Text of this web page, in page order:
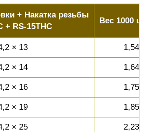
+ Накатка резьбы
+ RS-15THC
Вес 1000
× 13 1,54
× 14 1,64
× 16 1,75
× 19 1,85
× 25 2,23